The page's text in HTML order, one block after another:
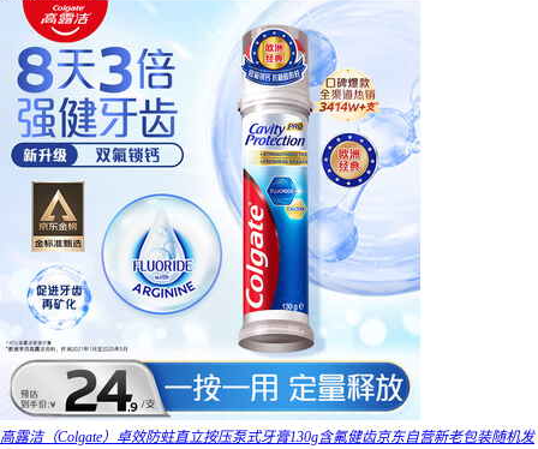
高露洁（Colgate）卓效防蛀直立按压泵式牙膏130g含氟健齿京东自营新老包装随机发